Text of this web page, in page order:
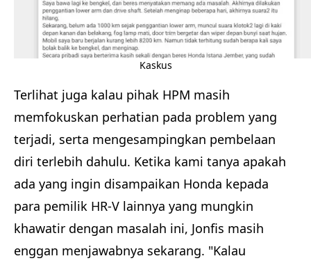
Kaskus
Terlihat juga kalau pihak HPM masih
memfokuskan perhatian pada problem yang
terjadi, serta mengesampingkan pembelaan
diri terlebih dahulu. Ketika kami tanya apakah
ada yang ingin disampaikan Honda kepada
para pemilik HR-V lainnya yang mungkin
khawatir dengan masalah ini, Jonfis masih
enggan menjawabnya sekarang. "Kalau